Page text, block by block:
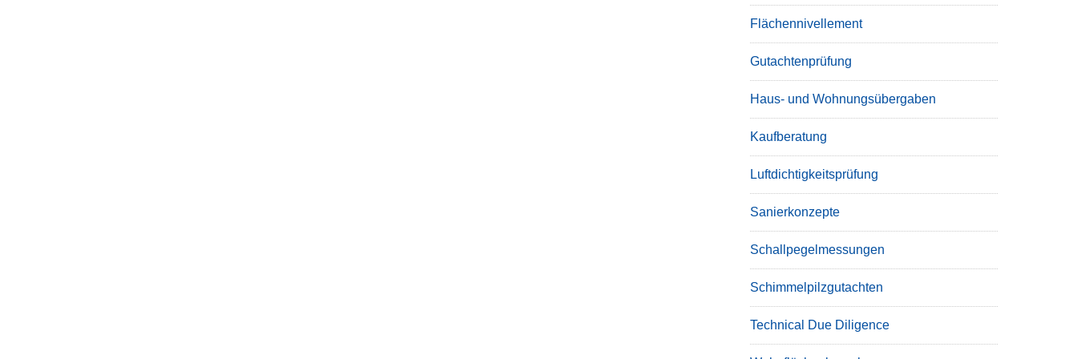
Flächennivellement
Gutachtenprüfung
Haus- und Wohnungsübergaben
Kaufberatung
Luftdichtigkeitsprüfung
Sanierkonzepte
Schallpegelmessungen
Schimmelpilzgutachten
Technical Due Diligence